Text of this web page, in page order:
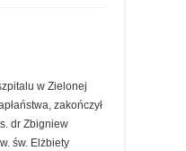
w Zielonej
zakończył
dr Zbigniew
św. Elżbiety